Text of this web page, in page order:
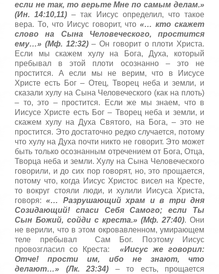
если не так, то верьте Мне по самым делам.»
(Ин. 14:10,11) – так Иисус определил, что такое
вера. То, что Иисус говорит, что«… кто скажет
слово на Сына Человеческого, простится
ему…» (Мф. 12:32)– Он говорит о плоти Христа.
Если мы скажем хулу на Бога, Духа, который
пребывал в этой плоти осознанно – это не
простится. А если мы не верим, что в Иисусе
Христе есть Бог – Отец, Творец неба и земли, и
сказали хулу на Сына Человеческого (как на плоть)
– то, это – простится. Если же мы знаем, что в
Иисусе Христе есть Бог – Творец неба и земли, и
скажем хулу на Духа Святого, на Бога, – это не
простится. Это достаточно редко случается, потому
что хулу на Духа почти никто не говорит. Это может
быть только осознанным отречением от Бога, Отца,
Творца неба и земли. Хулу на Сына Человеческого
говорили, и до сих пор говорят, но, это прощается,
потому что, когда Иисус Христос висел на Кресте,
то вокруг стояли люди, и хулили Иисуса Христа,
говоря:«… Разрушающий храм и в три дня
Созидающий! спаси Себя Самого; если Ты
Сын Божий, сойди с креста.» (Мф. 27:40). Они
не верили, что в этом окровавленном, умирающем
теле пребывал Сам Бог. Поэтому Иисус
провозгласил со Креста: «Иисус же говорил:
Отче! прости им, ибо не знают, что
делают…» (Лк. 23:34) – то есть, прощается